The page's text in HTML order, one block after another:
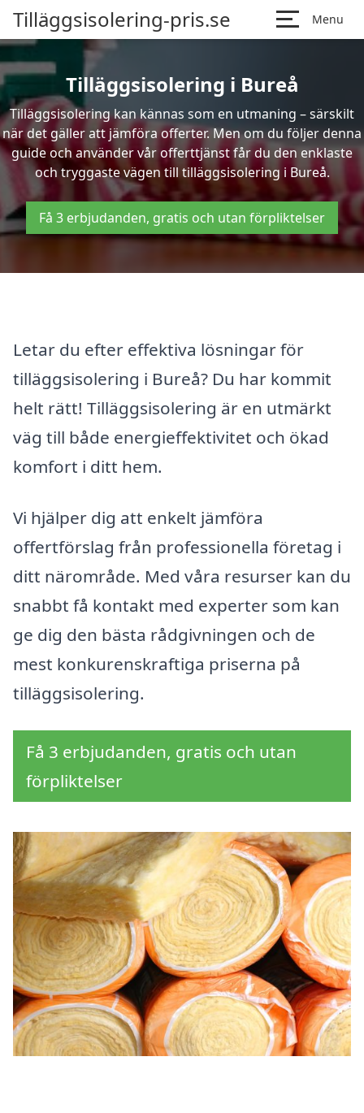
Tilläggsisolering-pris.se Menu
Tilläggsisolering i Bureå
Tilläggsisolering kan kännas som en utmaning – särskilt
när det gäller att jämföra offerter. Men om du följer denna
guide och använder vår offerttjänst får du den enklaste
och tryggaste vägen till tilläggsisolering i Bureå.
Få 3 erbjudanden, gratis och utan förpliktelser
Letar du efter effektiva lösningar för
tilläggsisolering i Bureå? Du har kommit
helt rätt! Tilläggsisolering är en utmärkt
väg till både energieffektivitet och ökad
komfort i ditt hem.
Vi hjälper dig att enkelt jämföra
offertförslag från professionella företag i
ditt närområde. Med våra resurser kan du
snabbt få kontakt med experter som kan
ge dig den bästa rådgivningen och de
mest konkurenskraftiga priserna på
tilläggsisolering.
Få 3 erbjudanden, gratis och utan
förpliktelser